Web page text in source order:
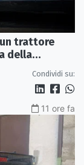
trattore
della
Condividi su:
11 ore fa